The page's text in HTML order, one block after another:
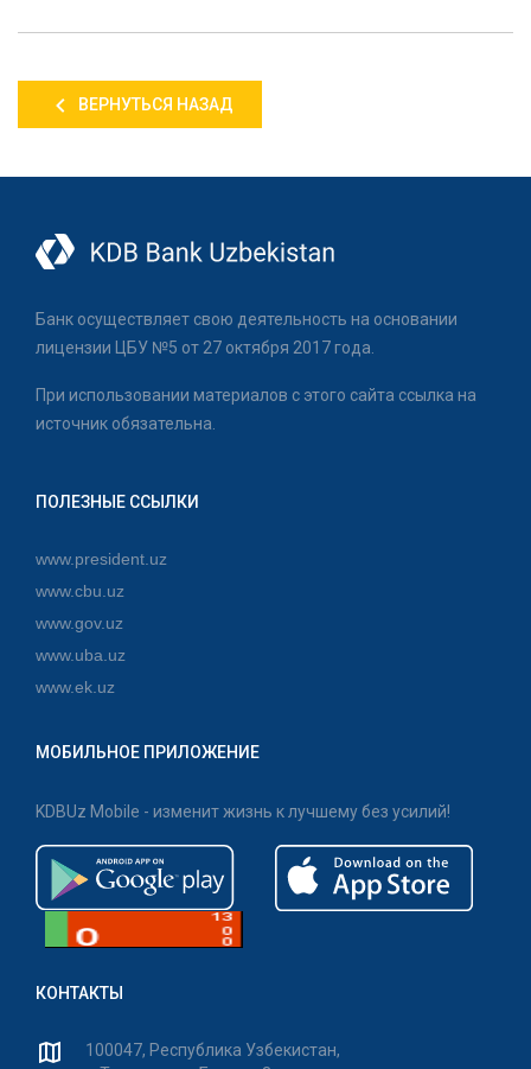
ВЕРНУТЬСЯ НАЗАД
Банк осуществляет свою деятельность на основании
лицензии ЦБУ №5 от 27 октября 2017 года.
При использовании материалов с этого сайта ссылка на
источник обязательна.
ПОЛЕЗНЫЕ ССЫЛКИ
www.president.uz
www.cbu.uz
www.gov.uz
www.uba.uz
www.ek.uz
МОБИЛЬНОЕ ПРИЛОЖЕНИЕ
KDBUz Mobile - изменит жизнь к лучшему без усилий!
КОНТАКТЫ
100047, Республика Узбекистан,